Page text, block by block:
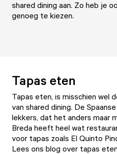
shared dining aan. Zo heb je
genoeg te kiezen.
Tapas eten
Tapas eten, is misschien wel
van shared dining. De
lekkers, dat het anders maar
Breda heeft heel wat
voor tapas zoals El Quinto
Lees ons blog over tapas